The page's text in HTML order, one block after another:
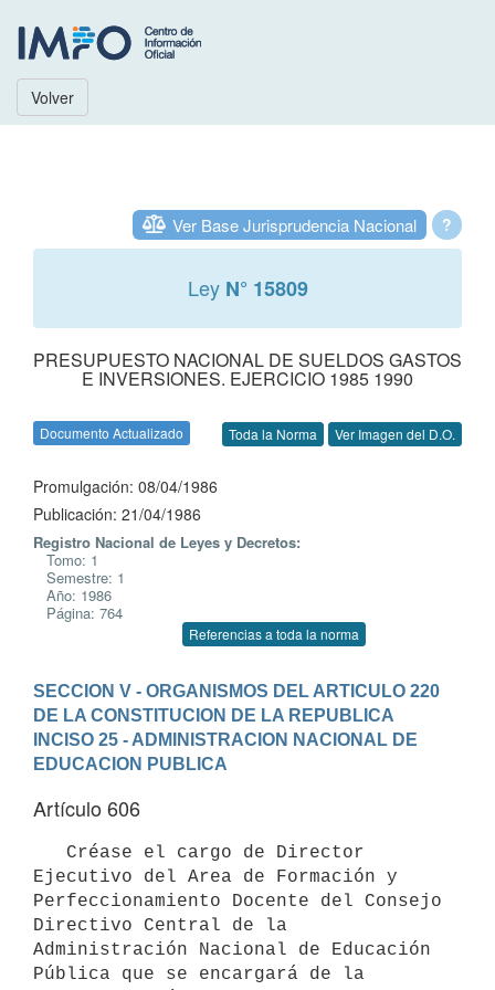
Volver
?
Ver Base Jurisprudencia Nacional
Ley N° 15809
PRESUPUESTO NACIONAL DE SUELDOS GASTOS
E INVERSIONES. EJERCICIO 1985 1990
Documento Actualizado Toda la Norma Ver Imagen del D.O.
Promulgación: 08/04/1986
Publicación: 21/04/1986
Registro Nacional de Leyes y Decretos:
Tomo: 1
Semestre: 1
Año: 1986
Página: 764
Referencias a toda la norma
SECCION V - ORGANISMOS DEL ARTICULO 220
DE LA CONSTITUCION DE LA REPUBLICA
INCISO 25 - ADMINISTRACION NACIONAL DE
EDUCACION PUBLICA
Artículo 606
Ejecutivo del Area de Formación y
Perfeccionamiento Docente del Consejo
Directivo Central de la
Administración Nacional de Educación
Pública que se encargará de la